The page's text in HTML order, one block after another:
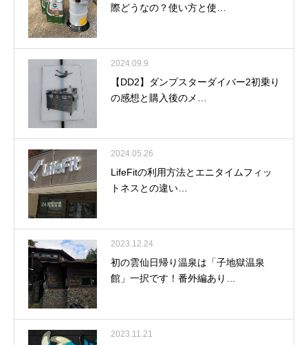
際どうなの？使い方と使…
2024.09.9
【DD2】ダンプスターダイバー2初乗り
の感想と購入後のメ…
2024.05.26
LifeFitの利用方法とエニタイムフィッ
トネスとの違い…
2023.12.24
初の雲仙日帰り温泉は「子地獄温泉
館」一択です！番外編あり…
2023.11.21